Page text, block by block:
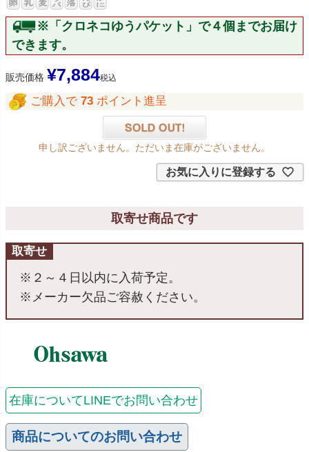
※「クロネコゆうパケット」で４個までお届け
できます。
販売価格 ¥7,884税込
ご購入で 73 ポイント進呈
申し訳ございません。ただいま在庫がございません。
お気に入りに登録する
取寄せ商品です
取寄せ
※２～４日以内に入荷予定。
※メーカー欠品ご容赦ください。
在庫についてLINEでお問い合わせ
商品についてのお問い合わせ